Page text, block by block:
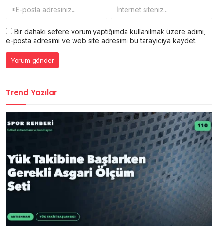
Bir dahaki sefere yorum yaptığımda kullanılmak üzere adımı,
e-posta adresimi ve web site adresimi bu tarayıcıya kaydet.
Trend Yazılar